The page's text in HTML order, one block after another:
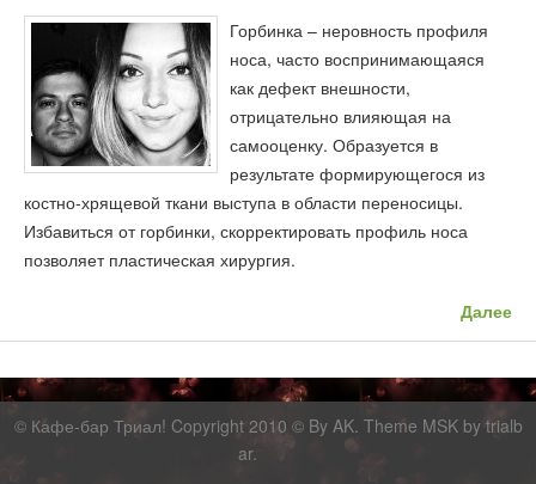
Горбинка – неровность профиля
носа, часто воспринимающаяся
как дефект внешности,
отрицательно влияющая на
самооценку. Образуется в
результате формирующегося из
костно-хрящевой ткани выступа в области переносицы.
Избавиться от горбинки, скорректировать профиль носа
позволяет пластическая хирургия.
Далее
© Кафе-бар Триал! Copyright 2010 © By AK. Theme MSK by trialb
ar.